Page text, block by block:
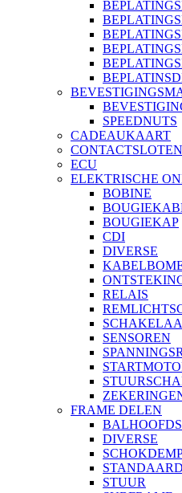
SPEEDNUTS
CADEAUKAART
CONTACTSLOTEN
ECU
ELEKTRISCHE
BOBINE
BOUGIEKAP
CDI
DIVERSE
RELAIS
SENSOREN
FRAME DELEN
DIVERSE
STANDAARD
STUUR